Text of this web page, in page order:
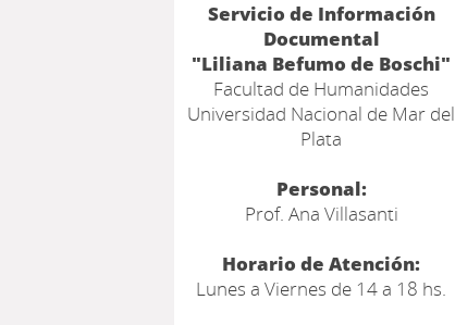
Servicio de Información
Documental
"Liliana Befumo de Boschi"
Facultad de Humanidades
Universidad Nacional de Mar del
Plata
Personal:
Prof. Ana Villasanti
Horario de Atención:
Lunes a Viernes de 14 a 18 hs.